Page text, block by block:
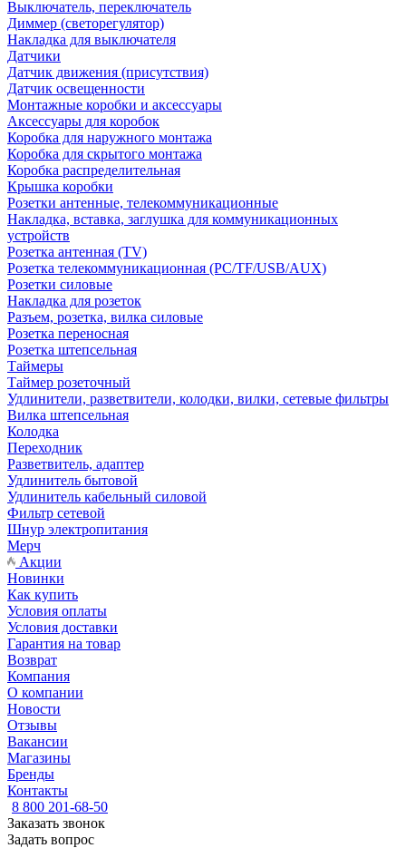
Выключатель, переключатель
Диммер (светорегулятор)
Накладка для выключателя
Датчики
Датчик движения (присутствия)
Датчик освещенности
Монтажные коробки и аксессуары
Аксессуары для коробок
Коробка для наружного монтажа
Коробка для скрытого монтажа
Коробка распределительная
Крышка коробки
Розетки антенные, телекоммуникационные
Накладка, вставка, заглушка для коммуникационных
устройств
Розетка антенная (TV)
Розетка телекоммуникационная (PC/TF/USB/AUX)
Розетки силовые
Накладка для розеток
Разъем, розетка, вилка силовые
Розетка переносная
Розетка штепсельная
Таймеры
Таймер розеточный
Удлинители, разветвители, колодки, вилки, сетевые фильтры
Вилка штепсельная
Колодка
Переходник
Разветвитель, адаптер
Удлинитель бытовой
Удлинитель кабельный силовой
Фильтр сетевой
Шнур электропитания
Мерч
Акции
Новинки
Как купить
Условия оплаты
Условия доставки
Гарантия на товар
Возврат
Компания
О компании
Новости
Отзывы
Вакансии
Магазины
Бренды
Контакты
8 800 201-68-50
Заказать звонок
Задать вопрос